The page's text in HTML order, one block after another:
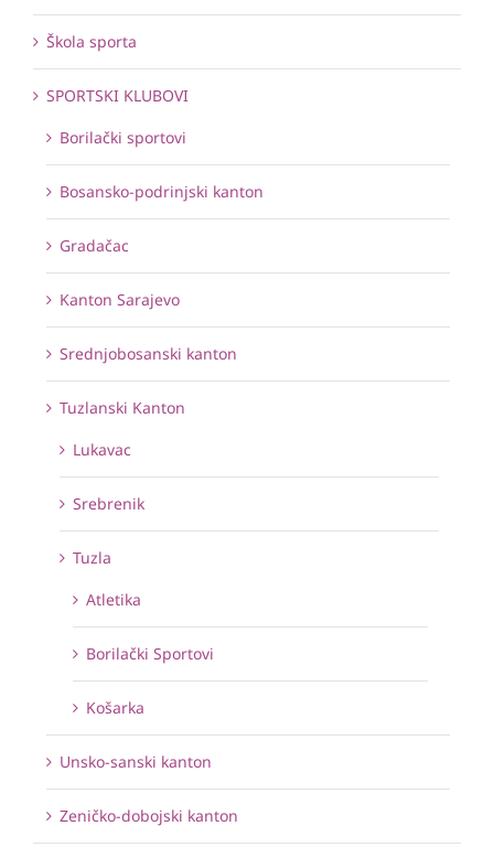
Škola sporta
SPORTSKI KLUBOVI
Borilački sportovi
Bosansko-podrinjski kanton
Gradačac
Kanton Sarajevo
Srednjobosanski kanton
Tuzlanski Kanton
Lukavac
Srebrenik
Tuzla
Atletika
Borilački Sportovi
Košarka
Unsko-sanski kanton
Zeničko-dobojski kanton